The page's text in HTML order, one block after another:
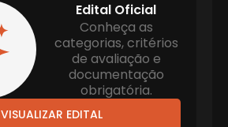
Edital Oficial
Conheça as
categorias, critérios
de avaliação e
documentação
obrigatória.
VISUALIZAR EDITAL